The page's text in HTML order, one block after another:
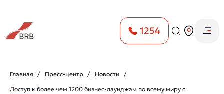
1254
Главная Пресс-центр
Новости
Доступ к более чем 1200 бизнес-лаунджам по всему миру с